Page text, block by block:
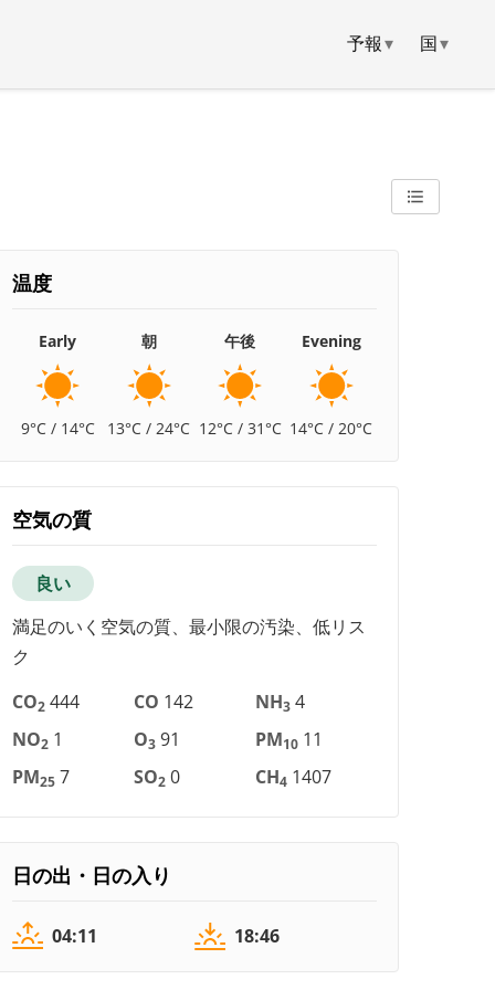
予報 ▾ 国▾
温度
Early
9°C / 14°C
朝
13°C / 24°C
午後
12°C / 31°C
Evening
14°C / 20°C
空気の質
良い
満足のいく空気の質、最小限の汚染、低リス
ク
CO2 444 CO 142 NH3 4
NO2 1 O3 91 PM10 11
PM25 7 SO2 0 CH4 1407
日の出・日の入り
04:11 18:46